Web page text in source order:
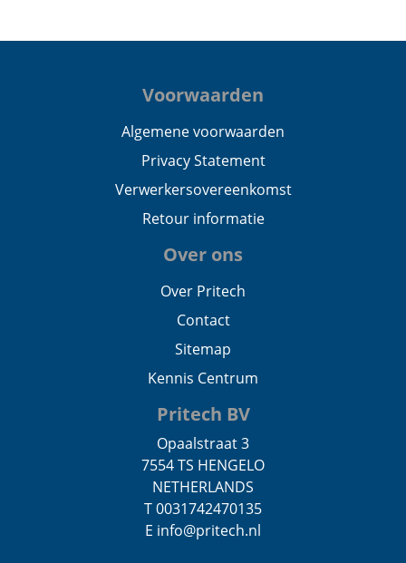
Voorwaarden
Algemene voorwaarden
Privacy Statement
Verwerkersovereenkomst
Retour informatie
Over ons
Over Pritech
Contact
Sitemap
Kennis Centrum
Pritech BV
Opaalstraat 3
7554 TS HENGELO
NETHERLANDS
T 0031742470135
E info@pritech.nl